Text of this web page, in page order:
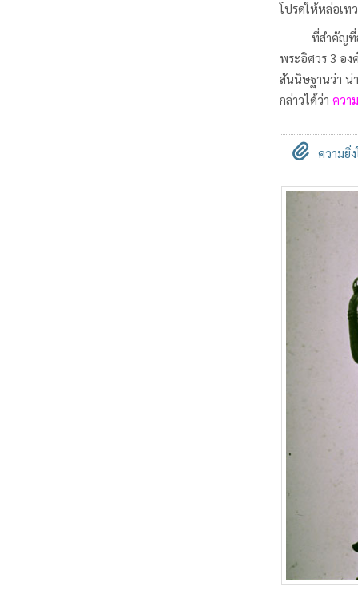
โปรดให้หล่อเท
ที่สำคัญที่สุดก็
พระอิศวร 3 อง
สันนิษฐานว่า น่
กล่าวได้ว่า ควา
ความยิ่